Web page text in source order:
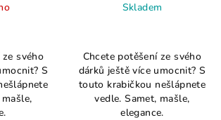
svého
S
Skladem
Chcete potěšení ze svého
dárků ještě více umocnit? S
touto krabičkou nešlápnete
vedle. Samet, mašle,
elegance.